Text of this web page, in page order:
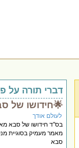
דברי תורה על
🌟חידושו של
לעולם אודך
בס"ד חידושו של סבא
מאמר מעמיק בסוגיית
סבא